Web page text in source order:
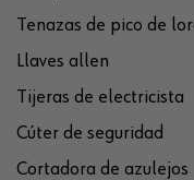
Tenazas de pico de
Llaves allen
Tijeras de electricista
Cúter de seguridad
Cortadora de azulejos